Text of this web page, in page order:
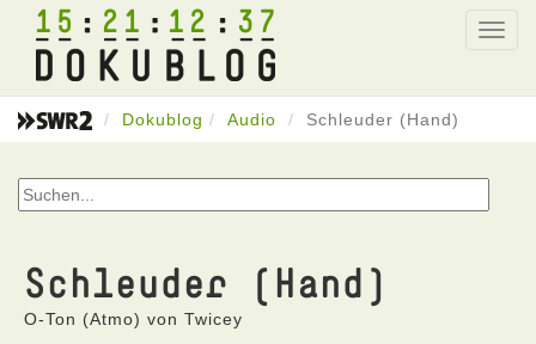
15 21 12 37
Dokublog Audio Schleuder (Hand)
Schleuder (Hand)
O-Ton (Atmo) von Twicey